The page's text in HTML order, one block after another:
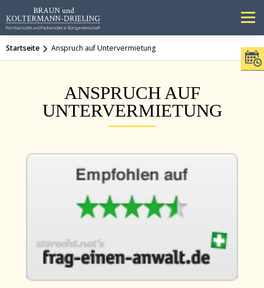
Inhalt
springen
Menü
Kanzlei Team Rechtsgebiete Publikationen News
Startseite Anspruch auf Untervermietung
ANSPRUCH AUF
UNTERVERMIETUNG